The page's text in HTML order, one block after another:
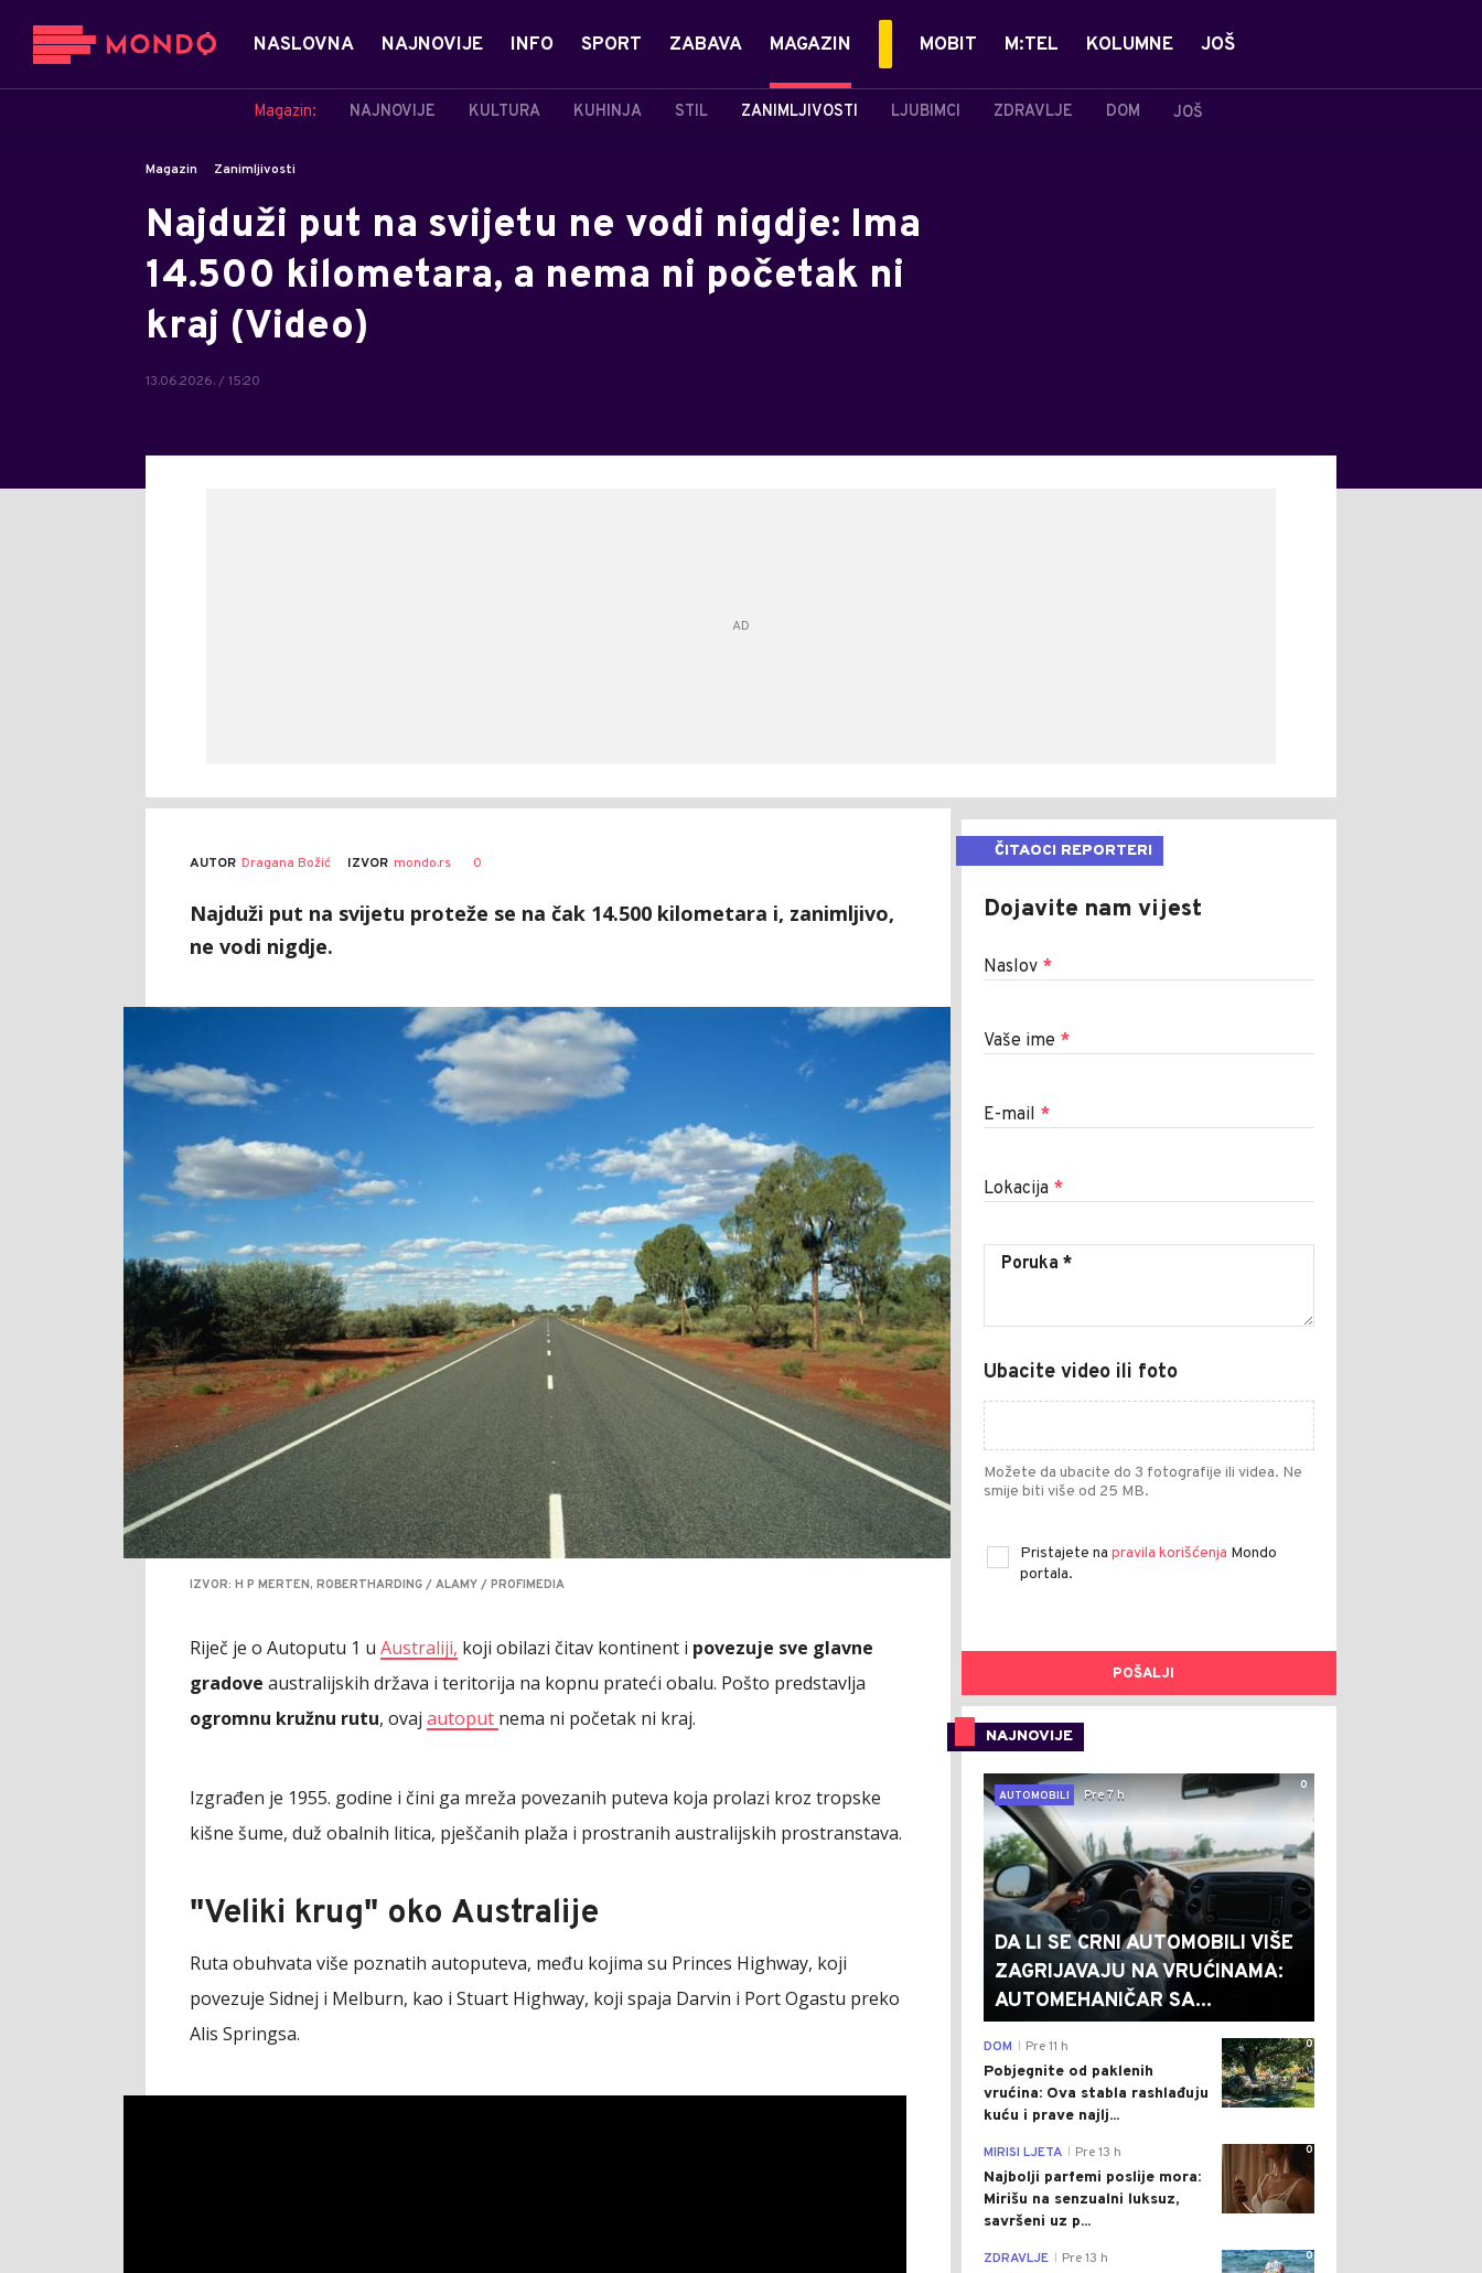
NASLOVNA NAJNOVIJE INFO SPORT ZABAVA MAGAZIN
Magazin: NAJNOVIJE KULTURA KUHINJA STIL ZANIMLJIVOSTI LJUBIMCI ZDRAVLJE DOM JOŠ
MOBIT M:TEL KOLUMNE JOŠ
Magazin Zanimljivosti
Najduži put na svijetu ne vodi nigdje: Ima
14.500 kilometara, a nema ni početak ni
kraj (Video)
13.06.2026. / 15:20
AUTOR Dragana Božić IZVOR mondo.rs 0
Najduži put na svijetu proteže se na čak 14.500 kilometara i, zanimljivo,
ne vodi nigdje.
IZVOR: H P MERTEN, ROBERTHARDING / ALAMY / PROFIMEDIA
Riječ je o Autoputu 1 u Australiji, koji obilazi čitav kontinent i povezuje sve glavne
gradove australijskih država i teritorija na kopnu prateći obalu. Pošto predstavlja
ogromnu kružnu rutu, ovaj autoput nema ni početak ni kraj.
Izgrađen je 1955. godine i čini ga mreža povezanih puteva koja prolazi kroz tropske
kišne šume, duž obalnih litica, pješčanih plaža i prostranih australijskih prostranstava.
"Veliki krug" oko Australije
Ruta obuhvata više poznatih autoputeva, među kojima su Princes Highway, koji
povezuje Sidnej i Melburn, kao i Stuart Highway, koji spaja Darvin i Port Ogastu preko
Alis Springsa.
ČITAOCI REPORTERI
Dojavite nam vijest
Naslov *
Vaše ime *
E-mail *
Lokacija *
Ubacite video ili foto
Možete da ubacite do 3 fotografije ili videa. Ne
smije biti više od 25 MB.
Pristajete na pravila korišćenja Mondo
portala.
POŠALJI
NAJNOVIJE
0
AUTOMOBILI
Pre 7 h
DA LI SE CRNI AUTOMOBILI VIŠE
ZAGRIJAVAJU NA VRUĆINAMA:
AUTOMEHANIČAR SA...
0
DOM Pre 11 h
Pobjegnite od paklenih
vrućina: Ova stabla rashlađuju
kuću i prave najlj...
0
MIRISI LJETA Pre 13 h
Najbolji parfemi poslije mora:
Mirišu na senzualni luksuz,
savršeni uz p...
0
ZDRAVLJE Pre 13 h